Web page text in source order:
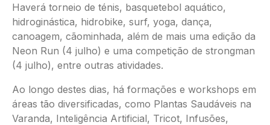
Haverá torneio de ténis, basquetebol aquático,
hidroginástica, hidrobike, surf, yoga, dança,
canoagem, cãominhada, além de mais uma edição da
Neon Run (4 julho) e uma competição de strongman
(4 julho), entre outras atividades.
Ao longo destes dias, há formações e workshops em
áreas tão diversificadas, como Plantas Saudáveis na
Varanda, Inteligência Artificial, Tricot, Infusões,